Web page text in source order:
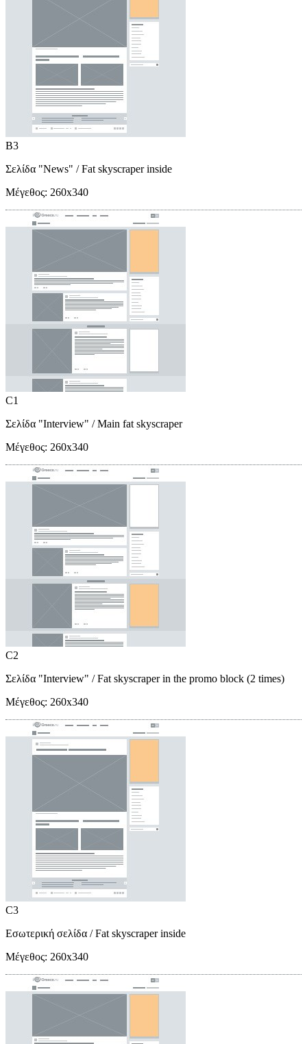
B3
Σελίδα "News" / Fat skyscraper inside
Μέγεθος: 260x340
C1
Σελίδα "Interview" / Main fat skyscraper
Μέγεθος: 260x340
C2
Σελίδα "Interview" / Fat skyscraper in the promo block (2 times)
Μέγεθος: 260x340
C3
Εσωτερική σελίδα / Fat skyscraper inside
Μέγεθος: 260x340